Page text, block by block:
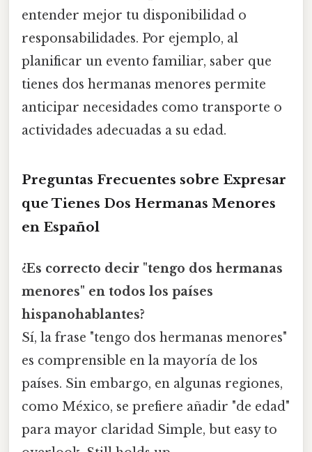
entender mejor tu disponibilidad o
responsabilidades. Por ejemplo, al
planificar un evento familiar, saber que
tienes dos hermanas menores permite
anticipar necesidades como transporte o
actividades adecuadas a su edad.
Preguntas Frecuentes sobre Expresar
que Tienes Dos Hermanas Menores
en Español
¿Es correcto decir "tengo dos hermanas
menores" en todos los países
hispanohablantes?
Sí, la frase "tengo dos hermanas menores"
es comprensible en la mayoría de los
países. Sin embargo, en algunas regiones,
como México, se prefiere añadir "de edad"
para mayor claridad Simple, but easy to